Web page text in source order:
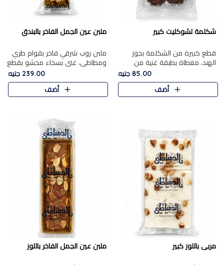
شكلمة تشوكليت كبير
قطع كبيرة من الشكلمة بجوز
الهند، مغطاة بطبقة غنية من
الشوكولاتة الفاخرة لتجمع بين
القوام الطري من الداخل مركز جوز
الهند المطاطي والمذاق الغن..
85.00 جنيه
أضف
ملبن عين الجمل الفاخر بالبندق
ملبن روب شرقي فاخر بقوام طري
ومطاطي، غني بسخاء محشو بقطع
عين الجمل والبندق المحمص التي
تضيف قرمشة مميزة مُرضية
ونكهة جوزية غنية في كل
239.00 جنيه
أضف
مربى باللوز كبير ملبن عين الجمل الفاخر باللوز